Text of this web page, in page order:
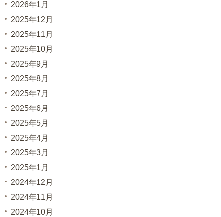
2026年1月
2025年12月
2025年11月
2025年10月
2025年9月
2025年8月
2025年7月
2025年6月
2025年5月
2025年4月
2025年3月
2025年1月
2024年12月
2024年11月
2024年10月